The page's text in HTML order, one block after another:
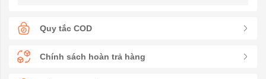
Quy tắc COD
Chính sách hoàn trả hàng